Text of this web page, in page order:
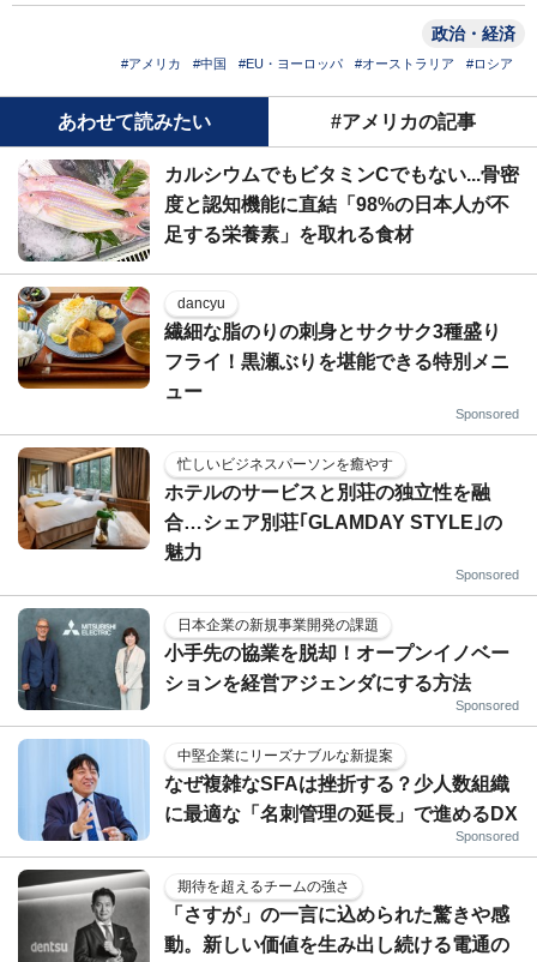
政治・経済
#アメリカ #中国 #EU・ヨーロッパ #オーストラリア #ロシア
あわせて読みたい #アメリカの記事
カルシウムでもビタミンCでもない...骨密
度と認知機能に直結「98%の日本人が不
足する栄養素」を取れる食材
dancyu
繊細な脂のりの刺身とサクサク3種盛り
フライ！黒瀬ぶりを堪能できる特別メニ
ュー
Sponsored
忙しいビジネスパーソンを癒やす
ホテルのサービスと別荘の独立性を融
合…シェア別荘｢GLAMDAY STYLE｣の
魅力
Sponsored
日本企業の新規事業開発の課題
小手先の協業を脱却！オープンイノベー
ションを経営アジェンダにする方法
Sponsored
中堅企業にリーズナブルな新提案
なぜ複雑なSFAは挫折する？少人数組織
に最適な「名刺管理の延長」で進めるDX
Sponsored
期待を超えるチームの強さ
「さすが」の一言に込められた驚きや感
動。新しい価値を生み出し続ける電通の